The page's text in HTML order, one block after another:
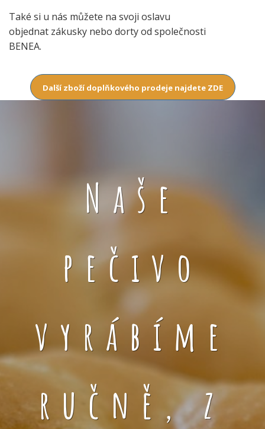
Také si u nás můžete na svoji oslavu
objednat zákusky nebo dorty od společnosti
BENEA.
Další zboží doplňkového prodeje najdete ZDE
Naše
pečivo
vyrábíme
ručně, z